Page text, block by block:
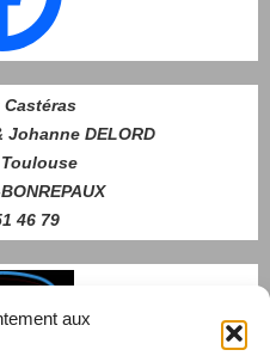
aux
Castéras
Johanne DELORD
46 79